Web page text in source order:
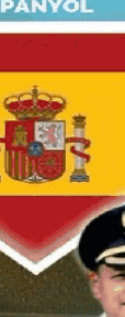
Menurut Ketua
jawab
"Meski
Pedoman